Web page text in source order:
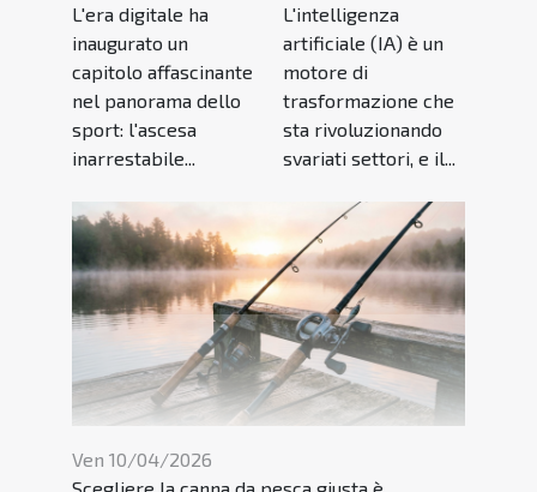
L'era digitale ha
inaugurato un
capitolo affascinante
nel panorama dello
sport: l'ascesa
inarrestabile...
L'intelligenza
artificiale (IA) è un
motore di
trasformazione che
sta rivoluzionando
svariati settori, e il...
Ven 10/04/2026